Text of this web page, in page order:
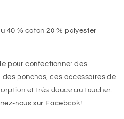
40 % coton 20 % polyester
pour confectionner des
ponchos, des accessoires de
et très douce au toucher.
nous sur Facebook!